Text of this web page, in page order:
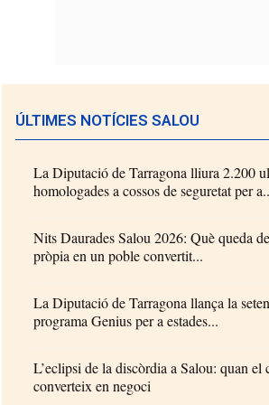
ÚLTIMES NOTÍCIES SALOU
La Diputació de Tarragona lliura 2.200
homologades a cossos de seguretat per
Nits Daurades Salou 2026: Què queda
pròpia en un poble convertit...
La Diputació de Tarragona llança la
programa Genius per a estades...
L’eclipsi de la discòrdia a Salou: quan el
converteix en negoci